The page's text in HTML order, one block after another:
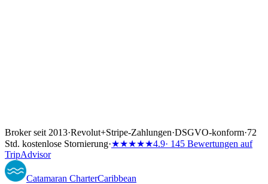
Broker seit 2013·Revolut+Stripe-Zahlungen·DSGVO-konform·72
Std. kostenlose Stornierung·★★★★★4.9· 145 Bewertungen auf
TripAdvisor
Catamaran CharterCaribbean